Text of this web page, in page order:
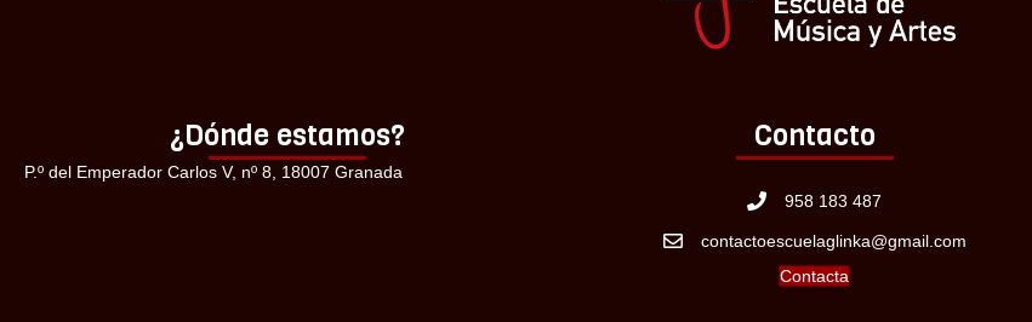
¿Dónde estamos?
P.º del Emperador Carlos V, nº 8, 18007 Granada
Contacto
958 183 487
contactoescuelaglinka@gmail.com
Contacta